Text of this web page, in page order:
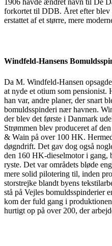
forkortet til DDB. Året efter blev
erstattet af et større, mere
Windfeld-Hansens
Da M. Windfeld-Hansen
at nyde et otium som
han var, andre planer, der snart
bomuldsspinderi nær havnen.
der blev det første i Danmark
Strømmen blev produceret af
& Wain på over 100 HK.
døgndrift. Det gav dog også
den 160 HK-dieselmotor i gang,
ryste. Det var områdets bløde
mere solid pilotering til, inden
storstrejke blandt byens
stå på Vejles bomuldsspinderier
kom der fuld gang i
hurtigt op på over 200, der